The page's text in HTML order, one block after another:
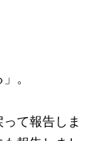
。
て報告しま